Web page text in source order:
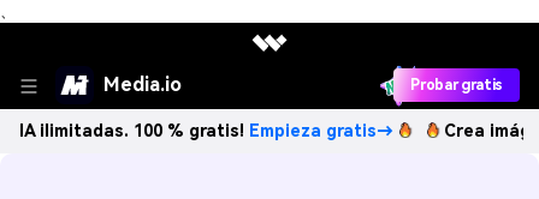
、
Media.io Probar gratis
100 % gratis!Empieza gratis→ Crea imágenes IA